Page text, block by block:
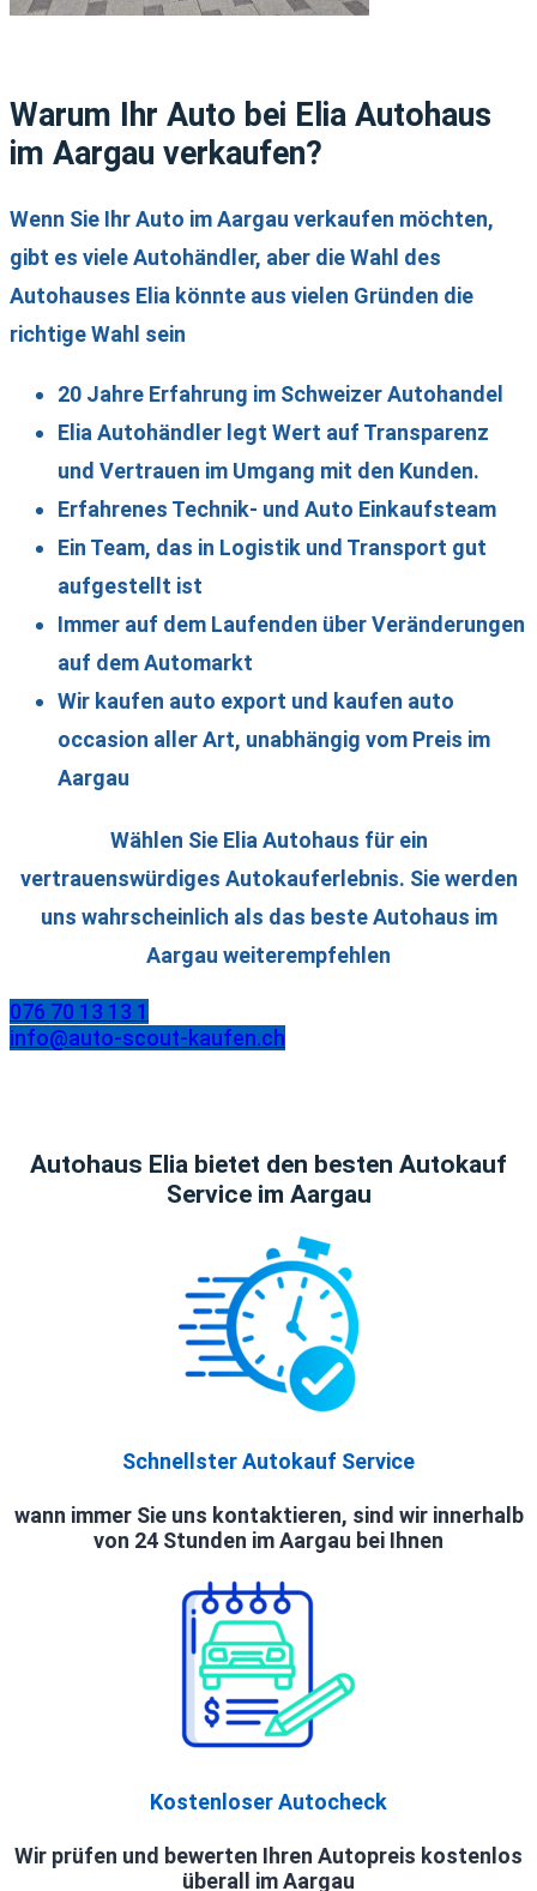
Warum Ihr Auto bei Elia Autohaus
im Aargau verkaufen?
Wenn Sie Ihr Auto im Aargau verkaufen möchten,
gibt es viele Autohändler, aber die Wahl des
Autohauses Elia könnte aus vielen Gründen die
richtige Wahl sein
20 Jahre Erfahrung im Schweizer Autohandel
Elia Autohändler legt Wert auf Transparenz
und Vertrauen im Umgang mit den Kunden.
Erfahrenes Technik- und Auto Einkaufsteam
Ein Team, das in Logistik und Transport gut
aufgestellt ist
Immer auf dem Laufenden über Veränderungen
auf dem Automarkt
Wir kaufen auto export und kaufen auto
occasion aller Art, unabhängig vom Preis im
Aargau
Wählen Sie Elia Autohaus für ein
vertrauenswürdiges Autokauferlebnis. Sie werden
uns wahrscheinlich als das beste Autohaus im
Aargau weiterempfehlen
076 70 13 13 1
info@auto-scout-kaufen.ch
Autohaus Elia bietet den besten Autokauf
Service im Aargau
Schnellster Autokauf Service
wann immer Sie uns kontaktieren, sind wir innerhalb
von 24 Stunden im Aargau bei Ihnen
Kostenloser Autocheck
Wir prüfen und bewerten Ihren Autopreis kostenlos
überall im Aargau